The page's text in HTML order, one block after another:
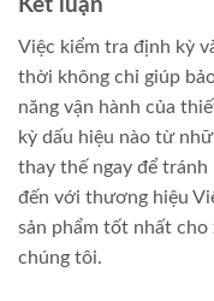
Kết luận
Việc kiểm tra định kỳ
thời không chỉ giúp
năng vận hành của
kỳ dấu hiệu nào từ
thay thế ngay để
đến với thương hiệu
sản phẩm tốt nhất cho
chúng tôi.